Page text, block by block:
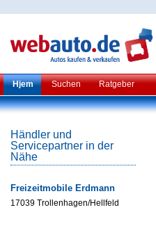
Hjem Suchen Ratgeber
Händler und
Servicepartner in der
Nähe
Freizeitmobile Erdmann
17039 Trollenhagen/Hellfeld